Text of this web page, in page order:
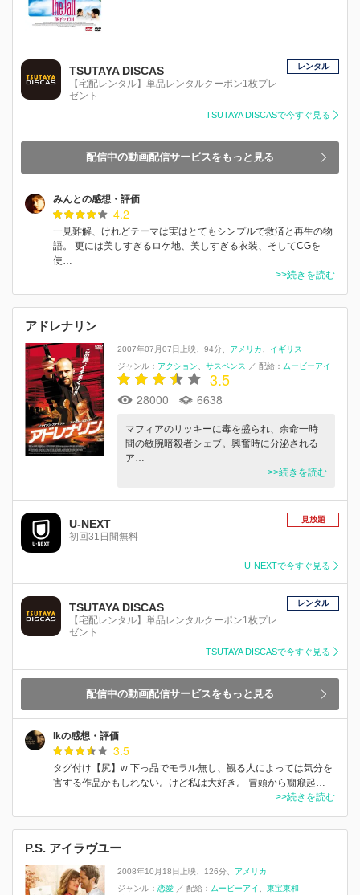
TSUTAYA DISCAS
【宅配レンタル】単品レンタルクーポン1枚プレ
ゼント
レンタル
TSUTAYA DISCASで今すぐ見る
配信中の動画配信サービスをもっと見る
みんとの感想・評価
4.2
一見難解、けれどテーマは実はとてもシンプルで救済と再生の物
語。 更には美しすぎるロケ地、美しすぎる衣装、そしてCGを
使…
>>続きを読む
アドレナリン
2007年07月07日上映 94分 アメリカ
イギリス
ジャンル： アクション サスペンス ／ 配給： ムービーアイ
3.5
28000 6638
マフィアのリッキーに毒を盛られ、余命一時
間の敏腕暗殺者シェブ。興奮時に分泌される
ア…
>>続きを読む
U-NEXT
初回31日間無料
見放題
U-NEXTで今すぐ見る
TSUTAYA DISCAS
【宅配レンタル】単品レンタルクーポン1枚プレ
ゼント
レンタル
TSUTAYA DISCASで今すぐ見る
配信中の動画配信サービスをもっと見る
Ikの感想・評価
3.5
タグ付け【尻】w 下っ品でモラル無し、観る人によっては気分を
害する作品かもしれない。けど私は大好き。 冒頭から癇癪起…
>>続きを読む
P.S. アイラヴユー
2008年10月18日上映 126分
アメリカ
ジャンル： 恋愛 ／ 配給： ムービーアイ 東宝東和